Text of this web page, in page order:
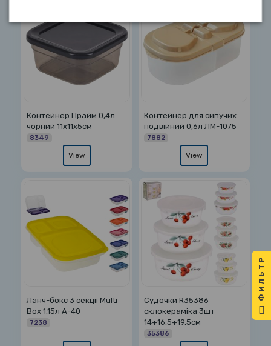
Контейнер Прайм 0,4л
чорний 11х11х5см
8349
View
Контейнер для сипучих
подвійний 0,6л ЛМ-1075
7882
View
Ланч-бокс 3 секції Multi
Box 1,15л А-40
7238
Судочки R35386
склокераміка 3шт
14+16,5+19,5см
35386
ФИЛЬТР